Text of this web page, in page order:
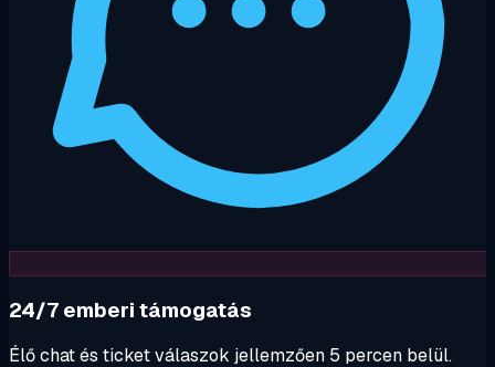
24/7 emberi támogatás
Élő chat és ticket válaszok jellemzően 5 percen belül.